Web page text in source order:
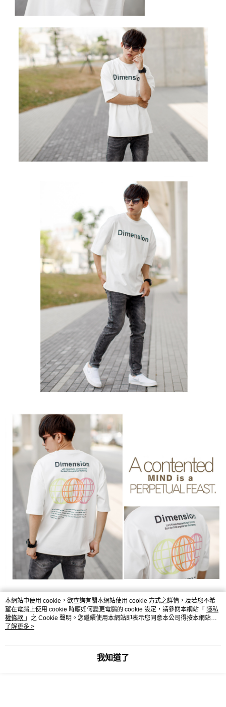
本網站中使用 cookie，欲查詢有關本網站使用 cookie 方式之詳情，及若您不希
望在電腦上使用 cookie 時應如何變更電腦的 cookie 設定，請參閱本網站「 隱私
權條款 」之 Cookie 聲明。您繼續使用本網站即表示您同意本公司得按本網站使
用條款之 Cookie 聲明使用 cookie。
了解更多 >
我知道了